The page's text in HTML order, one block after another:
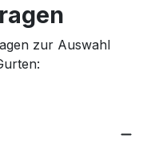
zur Auswahl